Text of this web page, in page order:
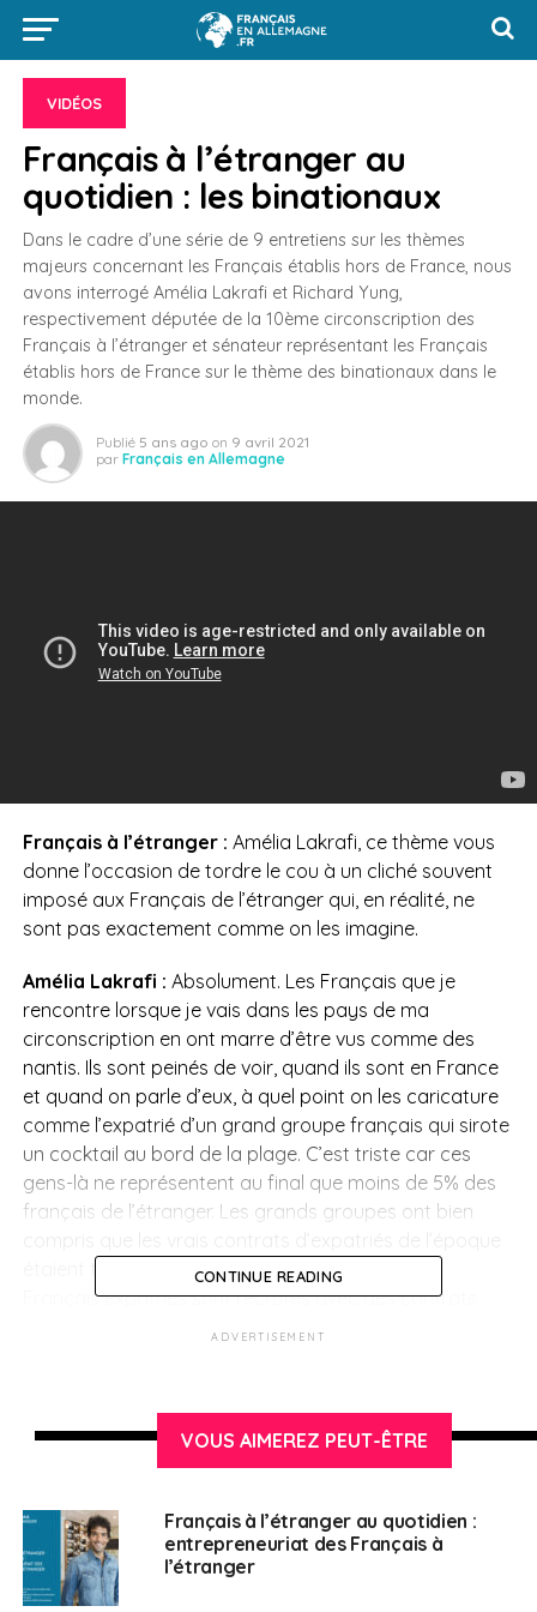
VIDÉOS
Français à l’étranger au
quotidien : les binationaux
Dans le cadre d’une série de 9 entretiens sur les thèmes
majeurs concernant les Français établis hors de France, nous
avons interrogé Amélia Lakrafi et Richard Yung,
respectivement députée de la 10ème circonscription des
Français à l’étranger et sénateur représentant les Français
établis hors de France sur le thème des binationaux dans le
monde.
Publié 5 ans ago on 9 avril 2021
par Français en Allemagne
Français à l’étranger : Amélia Lakrafi, ce thème vous
donne l’occasion de tordre le cou à un cliché souvent
imposé aux Français de l’étranger qui, en réalité, ne
sont pas exactement comme on les imagine.
Amélia Lakrafi : Absolument. Les Français que je
rencontre lorsque je vais dans les pays de ma
circonscription en ont marre d’être vus comme des
nantis. Ils sont peinés de voir, quand ils sont en France
et quand on parle d’eux, à quel point on les caricature
comme l’expatrié d’un grand groupe français qui sirote
un cocktail au bord de la plage. C’est triste car ces
gens-là ne représentent au final que moins de 5% des
français de l’étranger. Les grands groupes ont bien
étaient très coûteux. Aujourd’hui, la plupart des
Français expatriés sont recrutés avec des contrats
l’étranger. Je suis très présente dans les pays du Golfe
dans lesquels je rencontre beaucoup de binationaux
franco-maghrébins surdiplômés qui n’ont pas trouvé
de travail en France et qui trouvent du travail très
CONTINUE READING
ADVERTISEMENT
VOUS AIMEREZ PEUT-ÊTRE
Français à l’étranger au quotidien :
entrepreneuriat des Français à
l’étranger